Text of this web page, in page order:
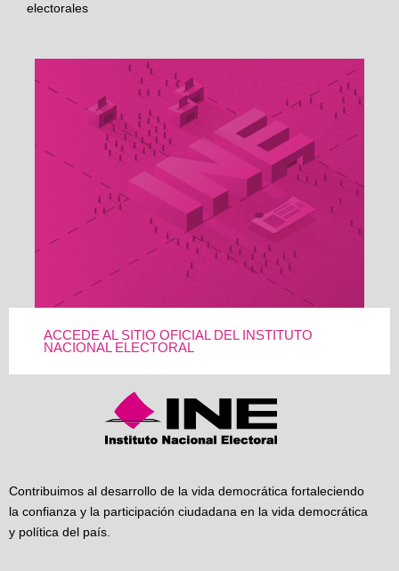
electorales
ACCEDE AL SITIO OFICIAL DEL INSTITUTO
NACIONAL ELECTORAL
Contribuimos al desarrollo de la vida democrática fortaleciendo
la confianza y la participación ciudadana en la vida democrática
y política del país.